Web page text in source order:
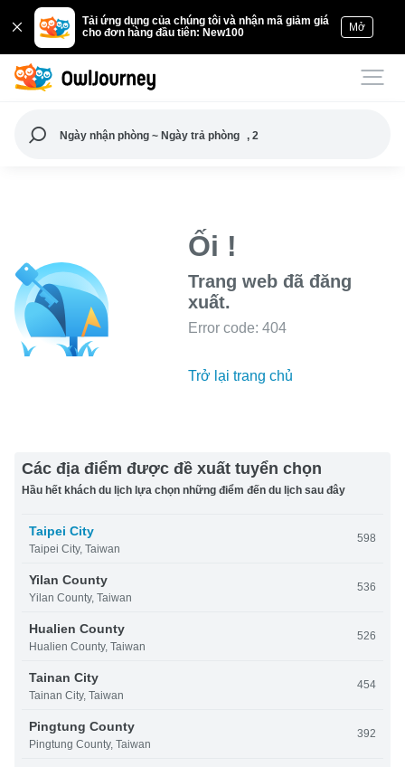
Tải ứng dụng của chúng tôi và nhận mã giảm giá
cho đơn hàng đầu tiên: New100
Mở
Ngày nhận phòng ~ Ngày trả phòng , 2
Ối !
Trang web đã đăng
xuất.
Error code: 404
Trở lại trang chủ
Các địa điểm được đề xuất tuyển chọn
Hầu hết khách du lịch lựa chọn những điểm đến du lịch sau đây
Taipei City
Taipei City, Taiwan
598
Yilan County
Yilan County, Taiwan
536
Hualien County
Hualien County, Taiwan
526
Tainan City
Tainan City, Taiwan
454
Pingtung County
Pingtung County, Taiwan
392